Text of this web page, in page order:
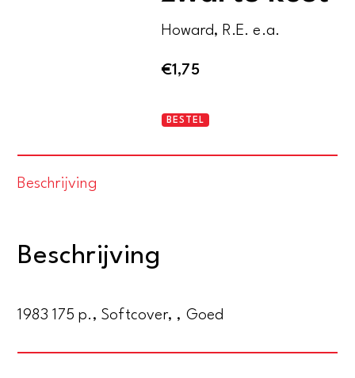
Howard, R.E. e.a.
€1,75
Conan
kust
BESTEL
Beschrijving
Beschrijving
1983 175 p., Softcover, , Goed